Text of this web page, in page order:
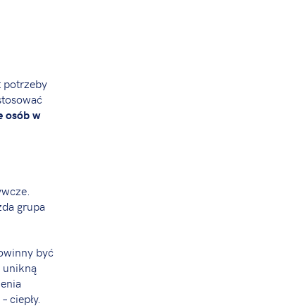
potrzeby
osób w
grupa
być
unikną
ciepły.